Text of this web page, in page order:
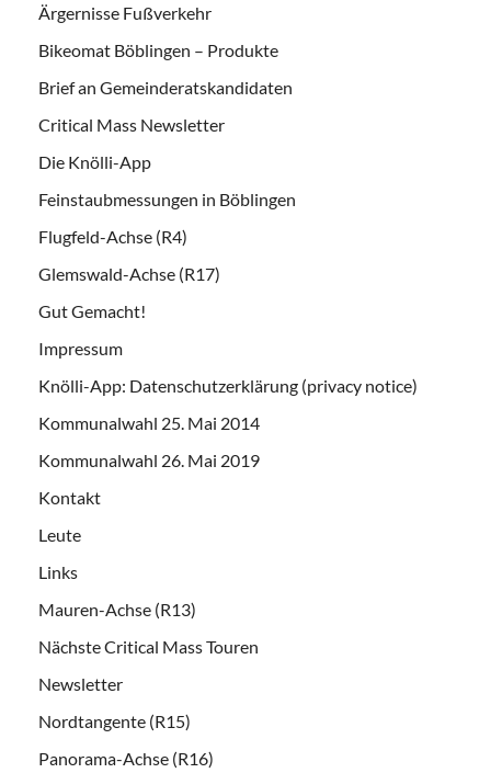
Ärgernisse Fußverkehr
Bikeomat Böblingen – Produkte
Brief an Gemeinderatskandidaten
Critical Mass Newsletter
Die Knölli-App
Feinstaubmessungen in Böblingen
Flugfeld-Achse (R4)
Glemswald-Achse (R17)
Gut Gemacht!
Impressum
Knölli-App: Datenschutzerklärung (privacy notice)
Kommunalwahl 25. Mai 2014
Kommunalwahl 26. Mai 2019
Kontakt
Leute
Links
Mauren-Achse (R13)
Nächste Critical Mass Touren
Newsletter
Nordtangente (R15)
Panorama-Achse (R16)